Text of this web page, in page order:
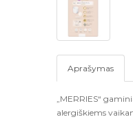
Aprašymas
„MERRIES“
alergiškiems